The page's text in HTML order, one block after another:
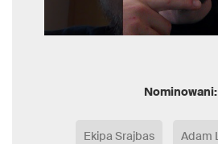
Nominowani:
Ekipa Srajbas Adam